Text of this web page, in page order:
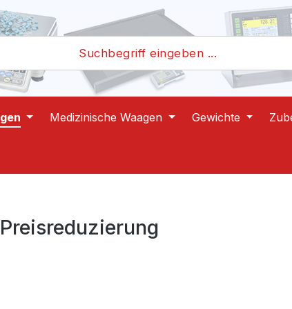
Medizinische Waagen Gewichte